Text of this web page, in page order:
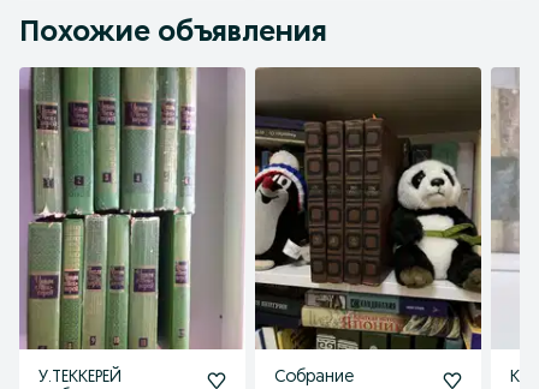
Похожие объявления
У.ТЕККЕРЕЙ
Собрание